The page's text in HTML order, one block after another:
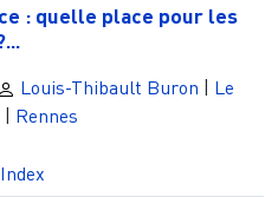
: quelle place pour les
Louis-Thibault Buron | Le
| Rennes
Index